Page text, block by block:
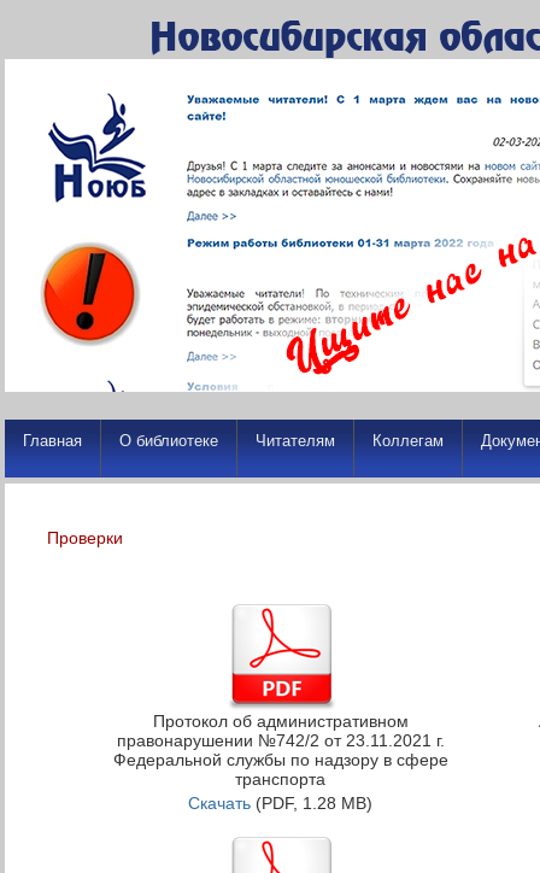
Главная О библиотеке Читателям Коллегам
Проверки
Протокол об административном
правонарушении №742/2 от 23.11.2021 г.
Федеральной службы по надзору в сфере
транспорта
Скачать (PDF, 1.28 MB)